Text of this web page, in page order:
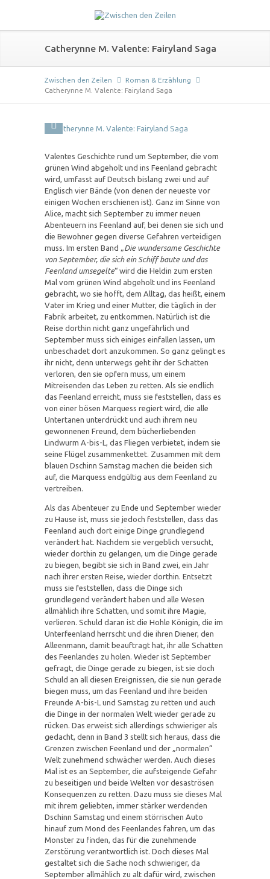
Catherynne M. Valente: Fairyland Saga
Zwischen den Zeilen
Roman & Erzählung
Catherynne M. Valente: Fairyland Saga
Valentes Geschichte rund um September, die vom
grünen Wind abgeholt und ins Feenland gebracht
wird, umfasst auf Deutsch bislang zwei und auf
Englisch vier Bände (von denen der neueste vor
einigen Wochen erschienen ist). Ganz im Sinne von
Alice, macht sich September zu immer neuen
Abenteuern ins Feenland auf, bei denen sie sich und
die Bewohner gegen diverse Gefahren verteidigen
muss. Im ersten Band „ Die wundersame Geschichte
von September, die sich ein Schiff baute und das
Feenland umsegelte“ wird die Heldin zum ersten
Mal vom grünen Wind abgeholt und ins Feenland
gebracht, wo sie hofft, dem Alltag, das heißt, einem
Vater im Krieg und einer Mutter, die täglich in der
Fabrik arbeitet, zu entkommen. Natürlich ist die
Reise dorthin nicht ganz ungefährlich und
September muss sich einiges einfallen lassen, um
unbeschadet dort anzukommen. So ganz gelingt es
ihr nicht, denn unterwegs geht ihr der Schatten
verloren, den sie opfern muss, um einem
Mitreisenden das Leben zu retten. Als sie endlich
das Feenland erreicht, muss sie feststellen, dass es
von einer bösen Marquess regiert wird, die alle
Untertanen unterdrückt und auch ihrem neu
gewonnenen Freund, dem bücherliebenden
Lindwurm A-bis-L, das Fliegen verbietet, indem sie
seine Flügel zusammenkettet. Zusammen mit dem
blauen Dschinn Samstag machen die beiden sich
auf, die Marquess endgültig aus dem Feenland zu
vertreiben.
Als das Abenteuer zu Ende und September wieder
zu Hause ist, muss sie jedoch feststellen, dass das
Feenland auch dort einige Dinge grundlegend
verändert hat. Nachdem sie vergeblich versucht,
wieder dorthin zu gelangen, um die Dinge gerade
zu biegen, begibt sie sich in Band zwei, ein Jahr
nach ihrer ersten Reise, wieder dorthin. Entsetzt
muss sie feststellen, dass die Dinge sich
grundlegend verändert haben und alle Wesen
allmählich ihre Schatten, und somit ihre Magie,
verlieren. Schuld daran ist die Hohle Königin, die im
Unterfeenland herrscht und die ihren Diener, den
Alleenmann, damit beauftragt hat, ihr alle Schatten
des Feenlandes zu holen. Wieder ist September
gefragt, die Dinge gerade zu biegen, ist sie doch
Schuld an all diesen Ereignissen, die sie nun gerade
biegen muss, um das Feenland und ihre beiden
Freunde A-bis-L und Samstag zu retten und auch
die Dinge in der normalen Welt wieder gerade zu
rücken. Das erweist sich allerdings schwieriger als
gedacht, denn in Band 3 stellt sich heraus, dass die
Grenzen zwischen Feenland und der „normalen“
Welt zunehmend schwächer werden. Auch dieses
Mal ist es an September, die aufsteigende Gefahr
zu beseitigen und beide Welten vor desaströsen
Konsequenzen zu retten. Dazu muss sie dieses Mal
mit ihrem geliebten, immer stärker werdenden
Dschinn Samstag und einem störrischen Auto
hinauf zum Mond des Feenlandes fahren, um das
Monster zu finden, das für die zunehmende
Zerstörung verantwortlich ist. Doch dieses Mal
gestaltet sich die Sache noch schwieriger, da
September allmählich zu alt dafür wird, zwischen